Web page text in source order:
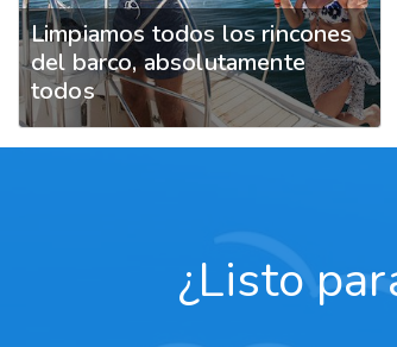
Limpiamos todos los rincones
del barco, absolutamente
todos
¿Listo